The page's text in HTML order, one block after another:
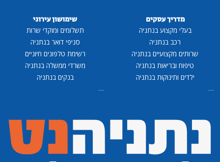
מדריך עסקים
בעלי מקצוע בנתניה
רכב בנתניה
שרותים מקצועיים בנתניה
טיפוח ובריאות בנתניה
ילדים ותינוקות בנתניה
...
שימושון עירוני
תשלומים ומוקדי שרות
סניפי דואר בנתניה
רשימת טלפונים חיוניים
משרדי ממשלה בנתניה
בנקים בנתניה
...